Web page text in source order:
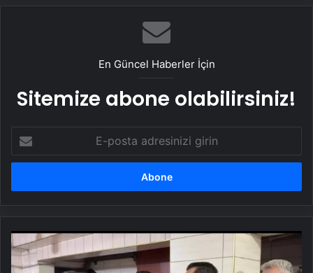
En Güncel Haberler İçin
Sitemize abone olabilirsiniz!
posta
adresinizi
CHP'li
Başevirgen,
Manisa'da